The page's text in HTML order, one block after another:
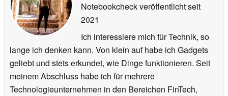
Notebookcheck veröffentlichtseit
2021
Ich interessiere mich für Technik, so
lange ich denken kann. Von klein auf habe ich Gadgets
geliebt und stets erkundet, wie Dinge funktionieren. Seit
meinem Abschluss habe ich für mehrere
Technologieunternehmen in den Bereichen FinTech,